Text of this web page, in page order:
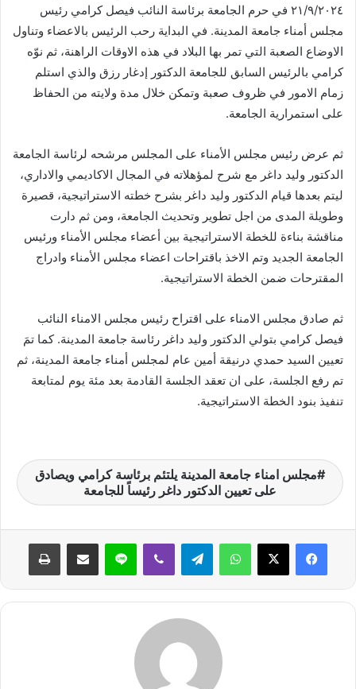
٢١/٩/٢٠٢٤ في حرم الجامعة برئاسة النائب فيصل كرامي رئيس
مجلس أمناء جامعة المدينة. في البداية رحب الرئيس بالاعضاء وتناول
الاوضاع الصعبة التي تمر بها البلاد في هذه الاوقات الراهنة، ثم نوّه
كرامي بالرئيس السابق للجامعة الدكتور إدغار رزق والذي استلم
زمام الامور في ظروف صعبة وتمكن خلال مدة ولايته من الحفاظ
على استمرارية الجامعة.
ثم عرض رئيس مجلس الأمناء على المجلس مرشحه لرئاسة الجامعة
الدكتور وليد داغر مع شرح لمؤهلاته في المجال الاكاديمي والاداري،
ليتم بعدها قيام الدكتور وليد داغر بشرح خطته الاستراتيجية، قصيرة
وطويلة المدى من اجل تطوير وتحديث الجامعة، ومن ثم دارت
مناقشة بناءة للخطة الاستراتيجية بين أعضاء مجلس الأمناء ورئيس
الجامعة الجديد وتم الاخذ باقتراحات اعضاء مجلس الأمناء وادراج
المقترحات ضمن الخطة الاستراتيجية.
ثم صادق مجلس الامناء على اقتراح رئيس مجلس الامناء النائب
فيصل كرامي بتولي الدكتور وليد داغر رئاسة جامعة المدينة. كما تمَ
تعيين السيد حمدي درنيقة أمين عام لمجلس أمناء جامعة المدينة، ثم
تم رفع الجلسة، على ان تعقد الجلسة القادمة بعد مئة يوم لمتابعة
تنفيذ بنود الخطة الاستراتيجية.
مجلس امناء جامعة المدينة يلتئم برئاسة كرامي ويصادق
على تعيين الدكتور داغر رئيساً للجامعة
واتساب تيلقرام ڤايبر لاين مشاركة عبر البريد طباعة